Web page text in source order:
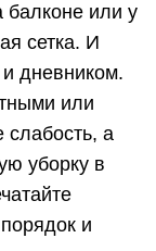
балконе или у
сетка. И
дневником.
или
а
уборку в
и